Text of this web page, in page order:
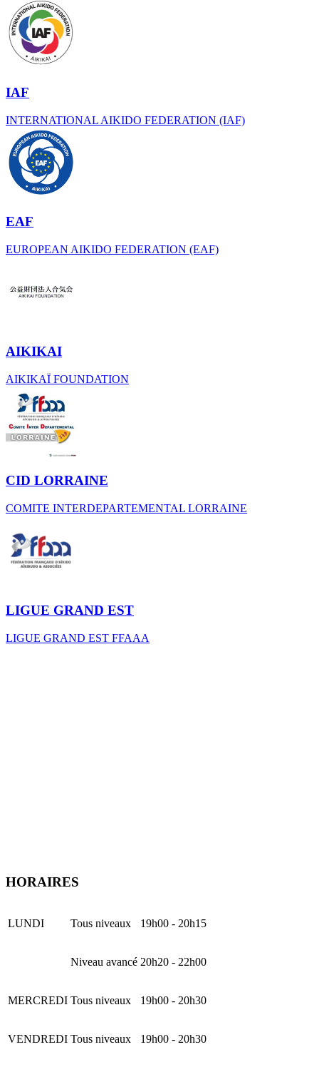
IAF
INTERNATIONAL AIKIDO FEDERATION (IAF)
EAF
EUROPEAN AIKIDO FEDERATION (EAF)
AIKIKAI
AIKIKAÏ FOUNDATION
CID LORRAINE
COMITE INTERDEPARTEMENTAL LORRAINE
LIGUE GRAND EST
LIGUE GRAND EST FFAAA
HORAIRES
LUNDI Tous niveaux 19h00 - 20h15
Niveau avancé 20h20 - 22h00
MERCREDI Tous niveaux 19h00 - 20h30
VENDREDI Tous niveaux 19h00 - 20h30